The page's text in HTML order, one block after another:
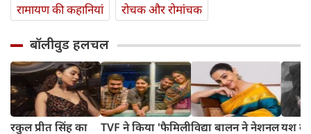
रामायण की कहानियां
रोचक और रोमांचक
बॉलीवुड हलचल
रकुल प्रीत सिंह का
TVF ने किया 'फैमिलीविद्या बालन ने नेशनलयश